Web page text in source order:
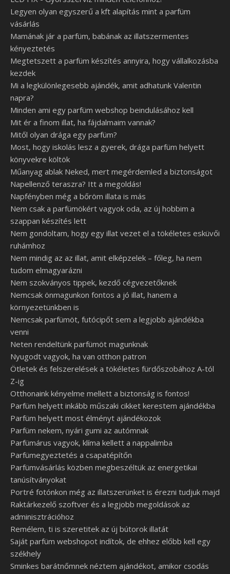
Legyen olyan egyszerű a kft alapítás mint a parfüm
vásárlás
Mamának jár a parfüm, babának az illatszermentes
kényeztetés
Megtetszett a parfüm készítés annyira, hogy vállalkozásba
kezdek
Mi a legkülönlegesebb ajándék, amit adhatunk Valentin
napra?
Minden ami egy parfüm webshop beindulásához kell
Mit ér a finom illat, ha fájdalmaim vannak?
Mitől olyan drága egy parfüm?
Most, hogy iskolás lesz a gyerek, drága parfüm helyett
könyvekre költök
Műanyag ablak Neked, mert megérdemled a biztonságot
Napellenző teraszra? Itt a megoldás!
Napfényben még a bőröm illata is más
Nem csak a parfümökért vagyok oda, az új hobbim a
szappan készítés lett
Nem gondoltam, hogy egy illat vezet el a tökéletes esküvői
ruhámhoz
Nem mindig az az illat, amit elképzelek – főleg, ha nem
tudom elmagyarázni
Nem szokványos tippek, kezdő cégvezetőknek
Nemcsak önmagunkon fontos a jó illat, hanem a
környezetünkben is
Nemcsak parfümöt, futócipőt sem a legjobb ajándékba
venni
Neten rendeltünk parfümöt magunknak
Nyugodt vagyok, ha van otthon patron
Ötletek és felszerelések a tökéletes fürdőszobához A-tól
Z-ig
Otthonaink kényelme mellett a biztonság is fontos!
Parfüm helyett inkább műszaki cikket kerestem ajándékba
Parfüm helyett most élményt ajándékozok
Parfüm nekem, nyári gumi az autómnak
Parfümárus vagyok, klíma kellett a nappalimba
Parfümegyeztetés a csapatépítőn
Parfümvásárlás közben megbeszéltük az energetikai
tanúsítványokat
Portré fotónkon még az illatszerünket is érezni tudjuk majd
Raktárkezelő szoftver és a legjobb megoldások az
adminisztrációhoz
Remélem, ti is szeretitek az új bútorok illatát
Saját parfüm webshopot indítok, de ehhez előbb kell egy
székhely
Sminkes barátnőmnek néztem ajándékot, amikor csodás